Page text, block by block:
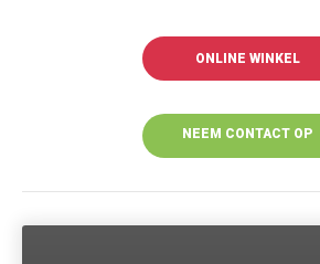
ONLINE WINKEL
NEEM CONTACT OP